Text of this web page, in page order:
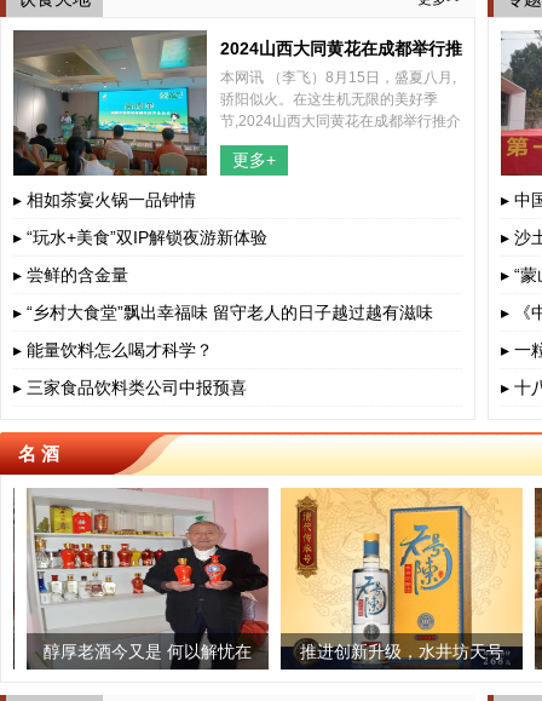
2024山西大同黄花在成都举行推
介会
本网讯 （李飞）8月15日，盛夏八月,
骄阳似火。在这生机无限的美好季
节,2024山西大同黄花在成都举行推介
会，山西大同云州区区委、区政府和
四川省、成都市、相关部门负责人、
更多+
▸ 相如茶宴火锅一品钟情
▸ “玩水+美食”双IP解锁夜游新体验
▸ 尝鲜的含金量
▸ “乡村大食堂”飘出幸福味 留守老人的日子越过越有滋味
▸ 能量饮料怎么喝才科学？
▸ 三家食品饮料类公司中报预喜
▸ 中
▸ 沙
▸ “
▸ 《
▸ 一
▸ 十
名 酒
何以解忧在
推进创新升级，水井坊天号
青岛啤酒：“质”敬
制茶,一
古法榨茶油 传承老手艺
云茶被认定为全国农